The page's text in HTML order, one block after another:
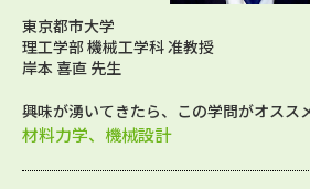
東京都市大学
理工学部 機械工学科 准教授
岸本 喜直 先生
興味が湧いてきたら、この学問がオスス
材料力学、機械設計